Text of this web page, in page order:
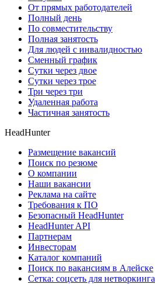
От прямых работодателей
Полный день
По совместительству
Полная занятость
Для людей с инвалидностью
Сменный график
Сутки через двое
Сутки через трое
Три через три
Удаленная работа
Частичная занятость
HeadHunter
Размещение вакансий
Поиск по резюме
О компании
Наши вакансии
Реклама на сайте
Требования к ПО
Безопасный HeadHunter
HeadHunter API
Партнерам
Инвесторам
Каталог компаний
Поиск по вакансиям в Алейске
Сетка: соцсеть для нетворкинга